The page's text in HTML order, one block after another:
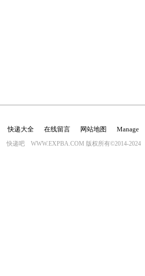
快递大全 在线留言 网站地图 Manage
快递吧 WWW.EXPBA.COM 版权所有©2014-2024